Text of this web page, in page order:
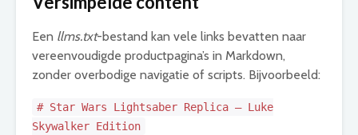
Een llms.txt-bestand kan vele links bevatten naar
vereenvoudigde productpagina’s in Markdown,
zonder overbodige navigatie of scripts. Bijvoorbeeld:
# Star Wars Lightsaber Replica – Luke
Skywalker Edition